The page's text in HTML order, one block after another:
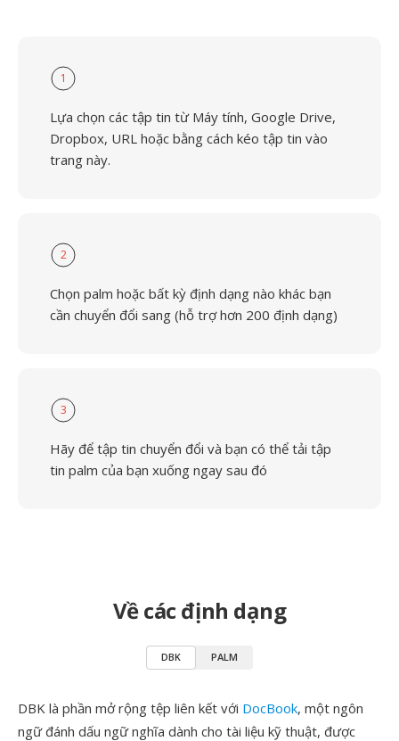
1
Lựa chọn các tập tin từ Máy tính, Google Drive,
Dropbox, URL hoặc bằng cách kéo tập tin vào
trang này.
2
Chọn palm hoặc bất kỳ định dạng nào khác bạn
cần chuyển đổi sang (hỗ trợ hơn 200 định dạng)
3
Hãy để tập tin chuyển đổi và bạn có thể tải tập
tin palm của bạn xuống ngay sau đó
Về các định dạng
DBK PALM
DBK là phần mở rộng tệp liên kết với DocBook, một ngôn
ngữ đánh dấu ngữ nghĩa dành cho tài liệu kỹ thuật, được